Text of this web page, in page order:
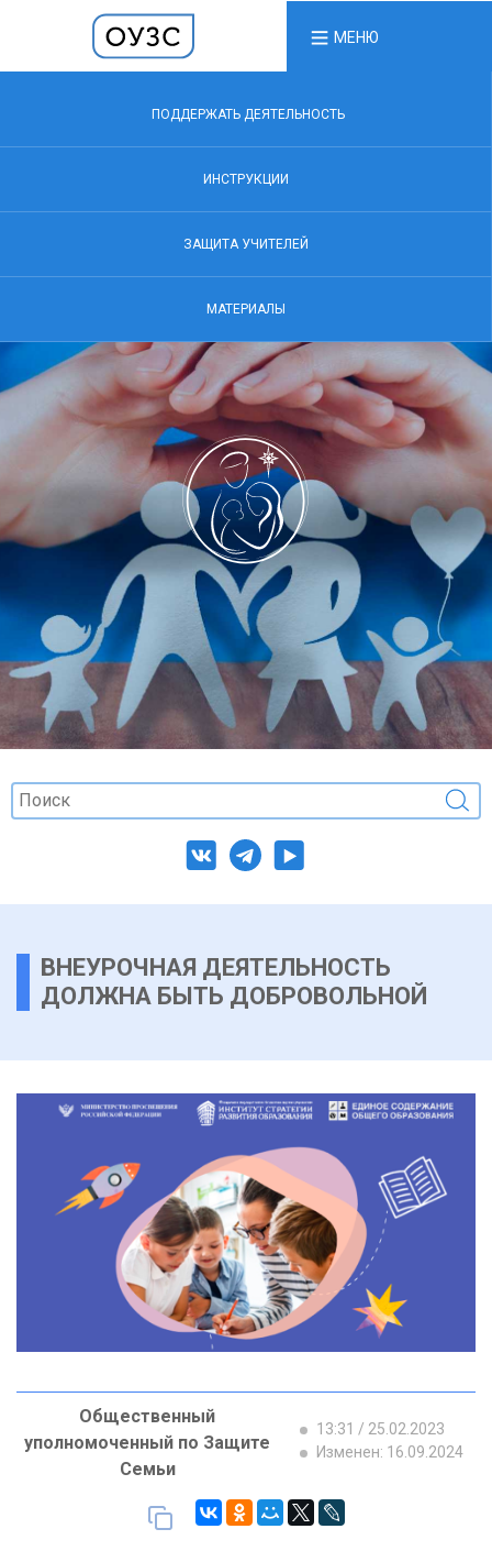
МЕНЮ
ПОДДЕРЖАТЬ ДЕЯТЕЛЬНОСТЬ
ИНСТРУКЦИИ
ЗАЩИТА УЧИТЕЛЕЙ
МАТЕРИАЛЫ
ВНЕУРОЧНАЯ ДЕЯТЕЛЬНОСТЬ
ДОЛЖНА БЫТЬ ДОБРОВОЛЬНОЙ
Общественный
уполномоченный по Защите
Семьи
13:31 / 25.02.2023
Изменен: 16.09.2024